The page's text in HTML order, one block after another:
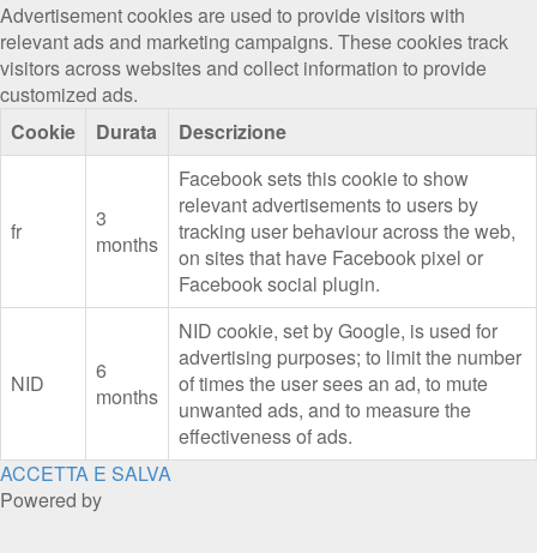
Advertisement cookies are used to provide visitors with
relevant ads and marketing campaigns. These cookies track
visitors across websites and collect information to provide
customized ads.
Cookie
Durata Descrizione
fr
3
months
Facebook sets this cookie to show
relevant advertisements to users by
tracking user behaviour across the web,
on sites that have Facebook pixel or
Facebook social plugin.
NID
6
months
NID cookie, set by Google, is used for
advertising purposes; to limit the number
of times the user sees an ad, to mute
unwanted ads, and to measure the
effectiveness of ads.
ACCETTA E SALVA
Powered by